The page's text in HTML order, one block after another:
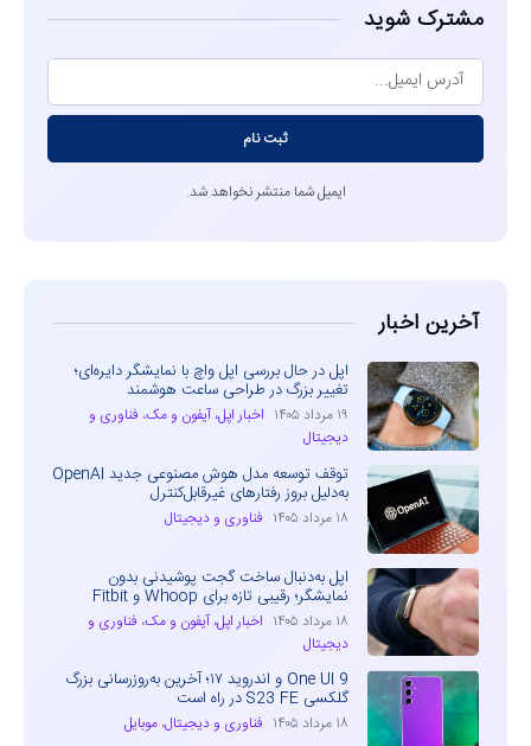
مشترک شوید
ثبت نام
ایمیل شما منتشر نخواهد شد.
آخرین اخبار
اپل در حال بررسی اپل واچ با نمایشگر دایره‌ای؛
تغییر بزرگ در طراحی ساعت هوشمند
۱۹ مرداد ۱۴۰۵ اخبار اپل، آیفون و مک، فناوری و
دیجیتال
توقف توسعه مدل هوش مصنوعی جدید OpenAI
به‌دلیل بروز رفتارهای غیرقابل‌کنترل
۱۸ مرداد ۱۴۰۵ فناوری و دیجیتال
اپل به‌دنبال ساخت گجت پوشیدنی بدون
نمایشگر؛ رقیبی تازه برای Whoop و Fitbit
۱۸ مرداد ۱۴۰۵ اخبار اپل، آیفون و مک، فناوری و
دیجیتال
One UI 9 و اندروید ۱۷؛ آخرین به‌روزرسانی بزرگ
گلکسی S23 FE در راه است
۱۸ مرداد ۱۴۰۵ فناوری و دیجیتال، موبایل